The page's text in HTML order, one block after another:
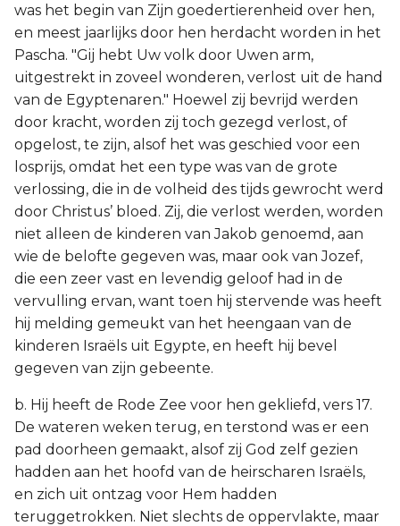
was het begin van Zijn goedertierenheid over hen,
en meest jaarlijks door hen herdacht worden in het
Pascha. "Gij hebt Uw volk door Uwen arm,
uitgestrekt in zoveel wonderen, verlost uit de hand
van de Egyptenaren." Hoewel zij bevrijd werden
door kracht, worden zij toch gezegd verlost, of
opgelost, te zijn, alsof het was geschied voor een
losprijs, omdat het een type was van de grote
verlossing, die in de volheid des tijds gewrocht werd
door Christus’ bloed. Zij, die verlost werden, worden
niet alleen de kinderen van Jakob genoemd, aan
wie de belofte gegeven was, maar ook van Jozef,
die een zeer vast en levendig geloof had in de
vervulling ervan, want toen hij stervende was heeft
hij melding gemeukt van het heengaan van de
kinderen Israëls uit Egypte, en heeft hij bevel
gegeven van zijn gebeente.
b. Hij heeft de Rode Zee voor hen gekliefd, vers 17.
De wateren weken terug, en terstond was er een
pad doorheen gemaakt, alsof zij God zelf gezien
hadden aan het hoofd van de heirscharen Israëls,
en zich uit ontzag voor Hem hadden
teruggetrokken. Niet slechts de oppervlakte, maar